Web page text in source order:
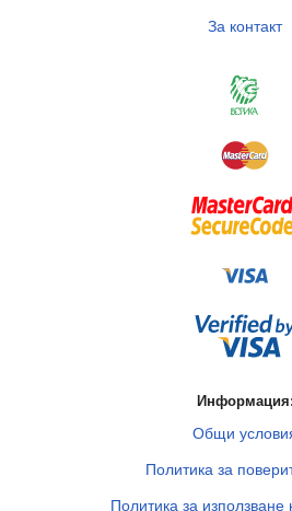
За контакт
Информация:
Общи
Политика за
Политика за използване